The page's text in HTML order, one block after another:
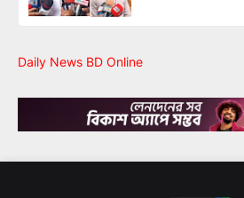
Daily News BD Online